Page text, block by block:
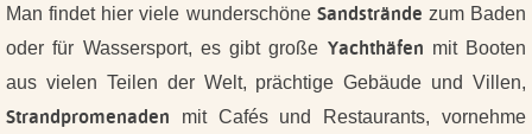
Man findet hier viele wunderschöne Sandstrände zum Baden
oder für Wassersport, es gibt große Yachthäfen mit Booten
aus vielen Teilen der Welt, prächtige Gebäude und Villen,
Strandpromenaden mit Cafés und Restaurants, vornehme